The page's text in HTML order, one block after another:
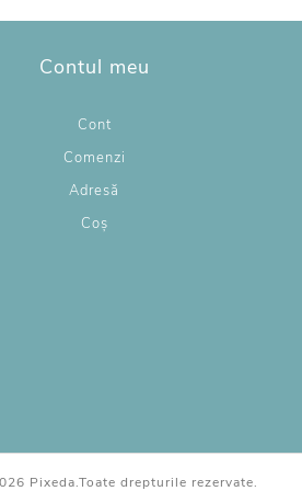
Contul meu
Cont
Comenzi
Adresă
Coș
Pixeda.Toate drepturile rezervate.